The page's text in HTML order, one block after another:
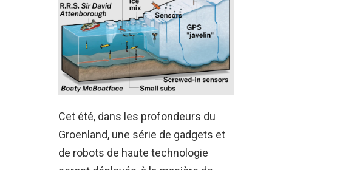
Cet été, dans les profondeurs du
Groenland, une série de gadgets et
de robots de haute technologie